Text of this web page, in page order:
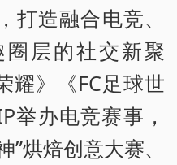
打造融合电竞、
层的社交新聚
耀》《FC足球世
举办电竞赛事，
烘焙创意大赛、